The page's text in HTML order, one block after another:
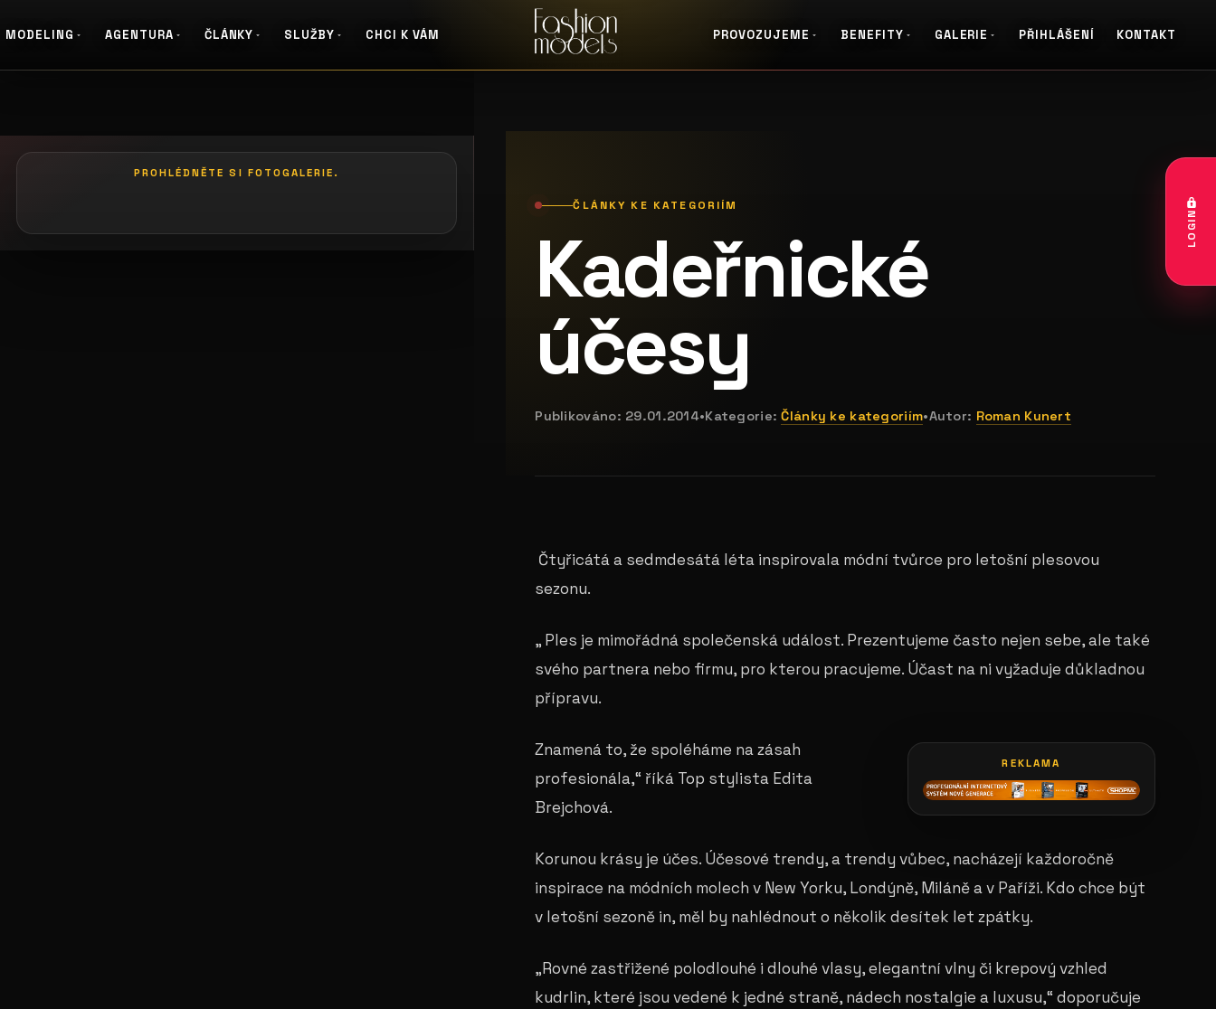
MODELING AGENTURA ČLÁNKY SLUŽBY CHCI K VÁM PROVOZUJEME BENEFITY GALERIE PŘIHLÁŠENÍ KONTAKT
LOGIN
PROHLÉDNĚTE SI FOTOGALERIE.
ČLÁNKY KE KATEGORIÍM
Kadeřnické
účesy
Publikováno: 29.01.2014•Kategorie:Články ke kategoriím•Autor: Roman Kunert
Čtyřicátá a sedmdesátá léta inspirovala módní tvůrce pro letošní plesovou
sezonu.
„ Ples je mimořádná společenská událost. Prezentujeme často nejen sebe, ale také
svého partnera nebo firmu, pro kterou pracujeme. Účast na ni vyžaduje důkladnou
přípravu.
REKLAMA
Znamená to, že spoléháme na zásah
profesionála,“ říká Top stylista Edita
Brejchová.
Korunou krásy je účes. Účesové trendy, a trendy vůbec, nacházejí každoročně
inspirace na módních molech v New Yorku, Londýně, Miláně a v Paříži. Kdo chce být
v letošní sezoně in, měl by nahlédnout o několik desítek let zpátky.
„Rovné zastřižené polodlouhé i dlouhé vlasy, elegantní vlny či krepový vzhled
kudrlin, které jsou vedené k jedné straně, nádech nostalgie a luxusu,“ doporučuje